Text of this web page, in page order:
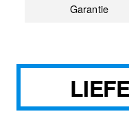
Garantie